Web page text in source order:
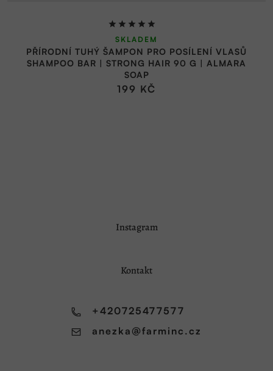
PŘÍRODNÍ TUHÝ ŠAMPON PRO POSÍLENÍ VLASŮ
SHAMPOO BAR | STRONG HAIR 90 G | ALMARA
SOAP
Průměrné
hodnocení
produktu
je
SKLADEM
199 KČ
Instagram
Kontakt
anezka @farminc.cz
+420725477577